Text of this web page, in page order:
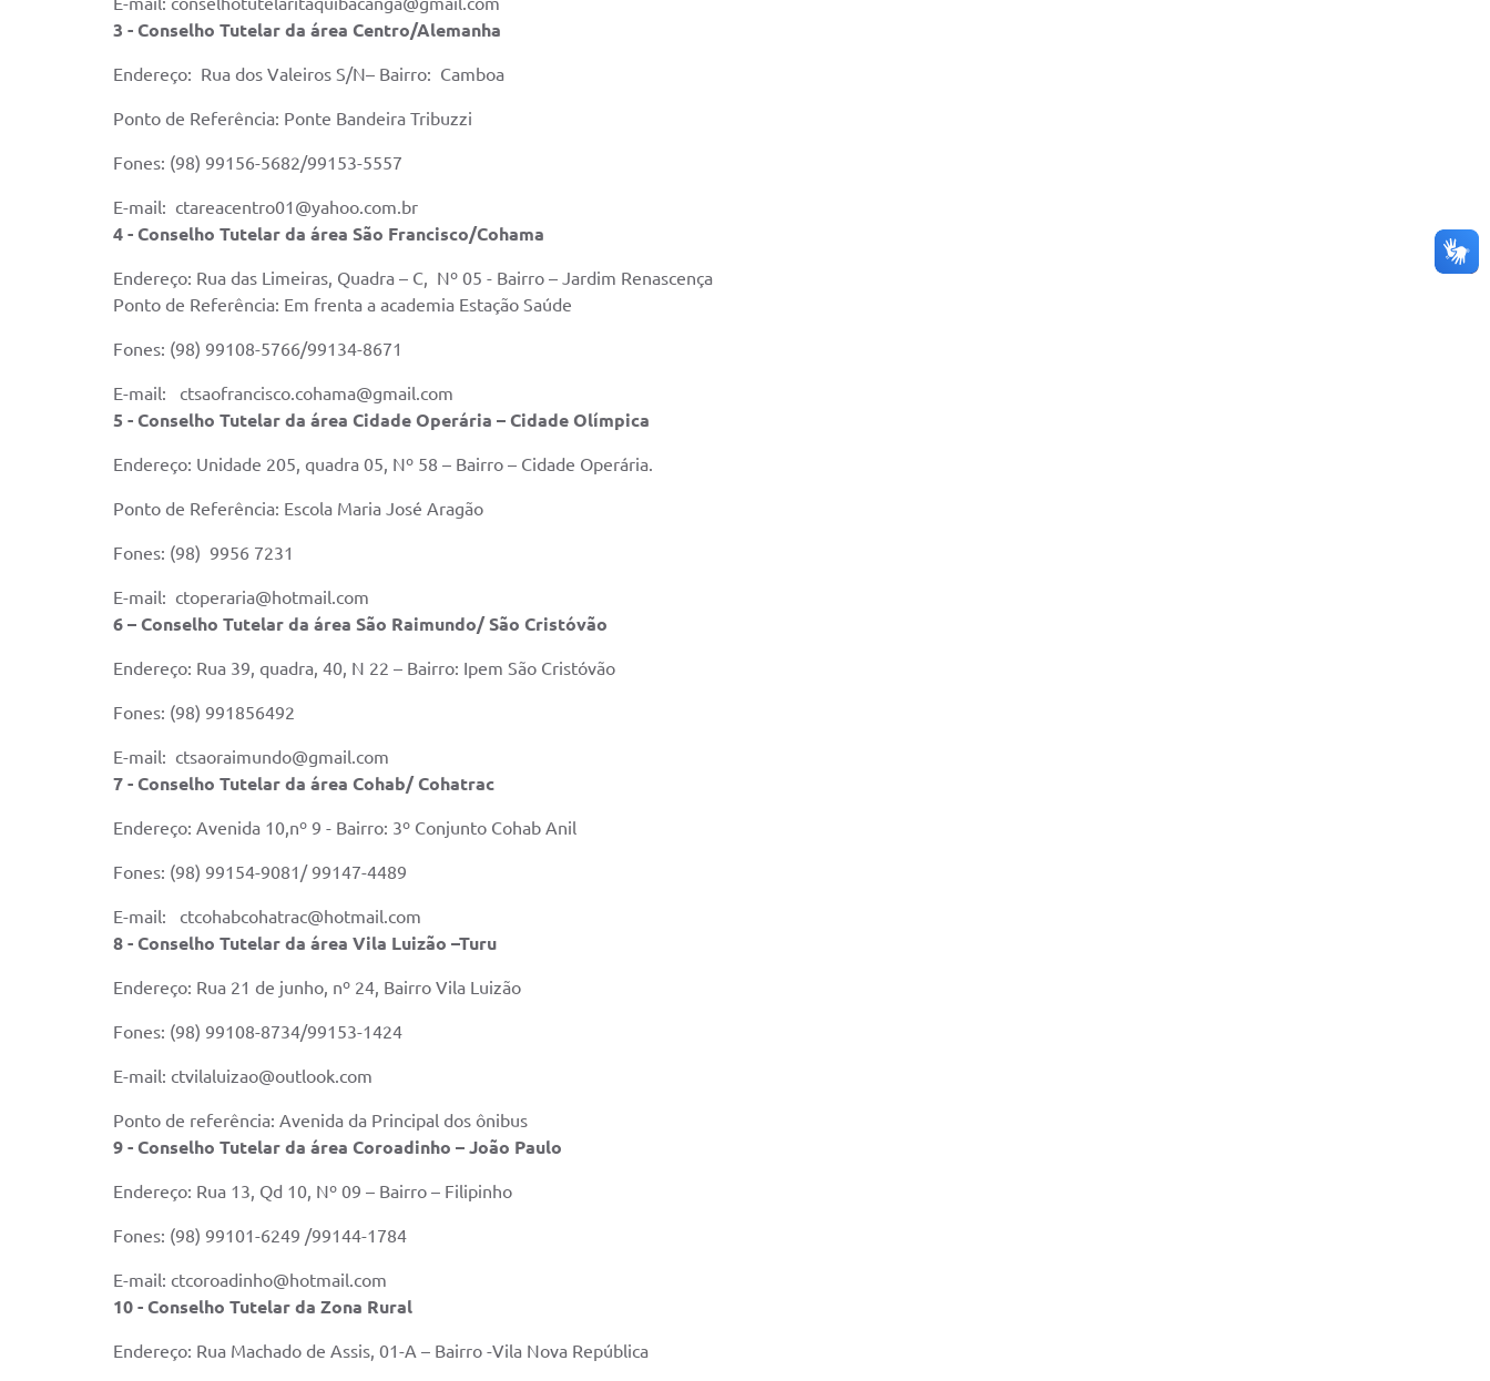
3 - Conselho Tutelar da área Centro/Alemanha
Endereço: Rua dos Valeiros S/N– Bairro: Camboa
Ponto de Referência: Ponte Bandeira Tribuzzi
Fones: (98) 99156-5682/99153-5557
E-mail: ctareacentro01@yahoo.com.br
4 - Conselho Tutelar da área São Francisco/Cohama
Endereço: Rua das Limeiras, Quadra – C, Nº 05 - Bairro – Jardim Renascença
Ponto de Referência: Em frenta a academia Estação Saúde
Fones: (98) 99108-5766/99134-8671
E-mail: ctsaofrancisco.cohama@gmail.com
5 - Conselho Tutelar da área Cidade Operária – Cidade Olímpica
Endereço: Unidade 205, quadra 05, Nº 58 – Bairro – Cidade Operária.
Ponto de Referência: Escola Maria José Aragão
Fones: (98) 9956 7231
E-mail: ctoperaria@hotmail.com
6 – Conselho Tutelar da área São Raimundo/ São Cristóvão
Endereço: Rua 39, quadra, 40, N 22 – Bairro: Ipem São Cristóvão
Fones: (98) 991856492
E-mail: ctsaoraimundo@gmail.com
7 - Conselho Tutelar da área Cohab/ Cohatrac
Endereço: Avenida 10,nº 9 - Bairro: 3º Conjunto Cohab Anil
Fones: (98) 99154-9081/ 99147-4489
E-mail: ctcohabcohatrac@hotmail.com
8 - Conselho Tutelar da área Vila Luizão –Turu
Endereço: Rua 21 de junho, nº 24, Bairro Vila Luizão
Fones: (98) 99108-8734/99153-1424
E-mail: ctvilaluizao@outlook.com
Ponto de referência: Avenida da Principal dos ônibus
9 - Conselho Tutelar da área Coroadinho – João Paulo
Endereço: Rua 13, Qd 10, Nº 09 – Bairro – Filipinho
Fones: (98) 99101-6249 /99144-1784
E-mail: ctcoroadinho@hotmail.com
10 - Conselho Tutelar da Zona Rural
Endereço: Rua Machado de Assis, 01-A – Bairro -Vila Nova República